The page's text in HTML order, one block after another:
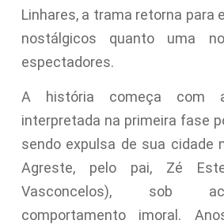
Linhares, a trama retorna para
nostálgicos quanto uma
espectadores.
A história começa com
interpretada na primeira fase
sendo expulsa de sua cidade
Agreste, pelo pai, Zé
Vasconcelos), sob
comportamento imoral.